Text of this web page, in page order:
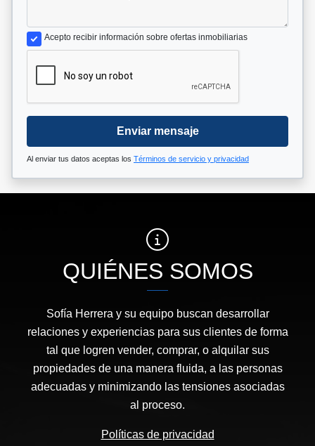
Acepto recibir información sobre ofertas inmobiliarias
Enviar mensaje
Al enviar tus datos aceptas los Términos de servicio y privacidad
QUIÉNES SOMOS
Sofía Herrera y su equipo buscan desarrollar
relaciones y experiencias para sus clientes de forma
tal que logren vender, comprar, o alquilar sus
propiedades de una manera fluida, a las personas
adecuadas y minimizando las tensiones asociadas
al proceso.
Políticas de privacidad